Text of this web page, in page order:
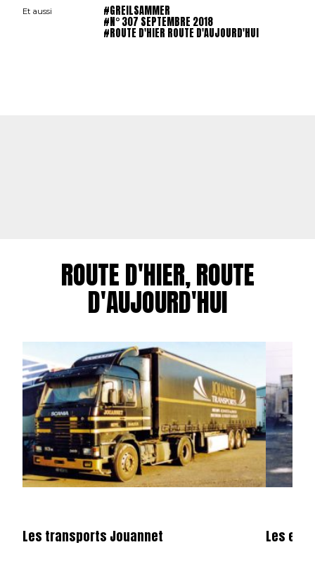
Et aussi #GREILSAMMER
#N° 307 SEPTEMBRE 2018
#ROUTE D'HIER ROUTE D'AUJOURD'HUI
ROUTE D'HIER, ROUTE
D'AUJOURD'HUI
Les transports Jouannet Les